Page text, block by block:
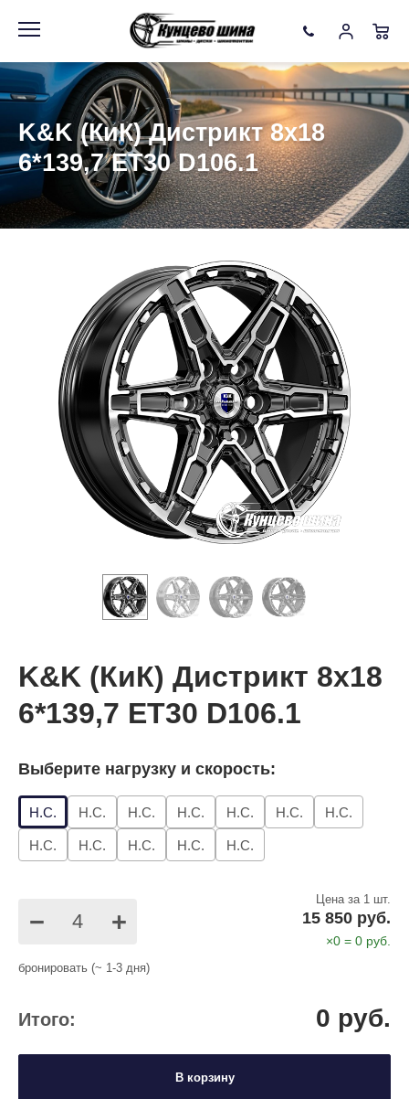
K&K (КиК) Дистрикт 8x18
6*139,7 ET30 D106.1
K&K (КиК) Дистрикт 8x18
6*139,7 ET30 D106.1
Выберите нагрузку и скорость:
Н.С. Н.С. Н.С. Н.С. Н.С. Н.С. Н.С.
Н.С. Н.С. Н.С. Н.С. Н.С.
− +
Цена за 1 шт.
15 850 руб.
×0 = 0 руб.
бронировать (~ 1-3 дня)
Итого: 0 руб.
В корзину
Информация Фото товара